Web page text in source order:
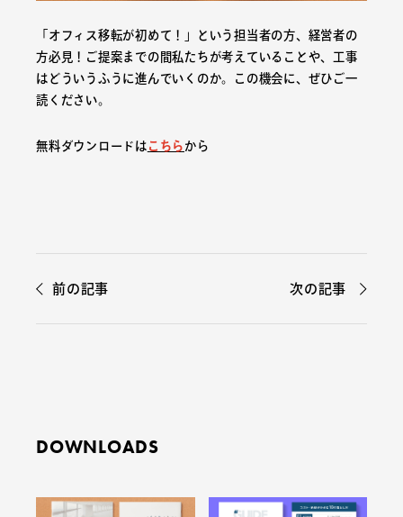
「オフィス移転が初めて！」という担当者の方、経営者の
方必見！ご提案までの間私たちが考えていることや、工事
はどういうふうに進んでいくのか。この機会に、ぜひご一
読ください。
無料ダウンロードは こちら から
前の記事 次の記事
DOWNLOADS